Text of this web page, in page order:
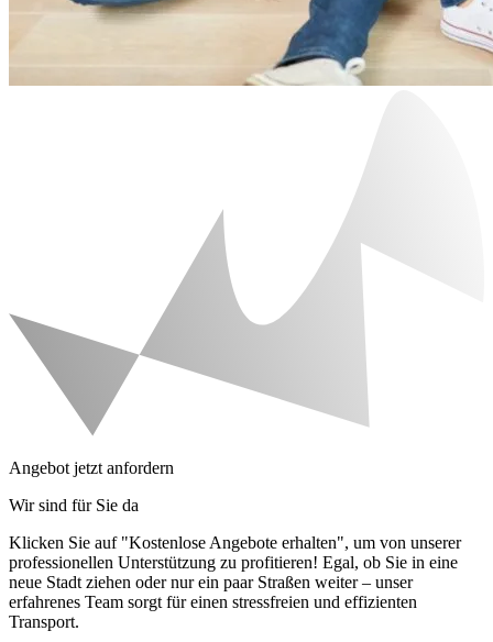
Angebot jetzt anfordern
Wir sind für Sie da
Klicken Sie auf "Kostenlose Angebote erhalten", um von unserer
professionellen Unterstützung zu profitieren! Egal, ob Sie in eine
neue Stadt ziehen oder nur ein paar Straßen weiter – unser
erfahrenes Team sorgt für einen stressfreien und effizienten
Transport.